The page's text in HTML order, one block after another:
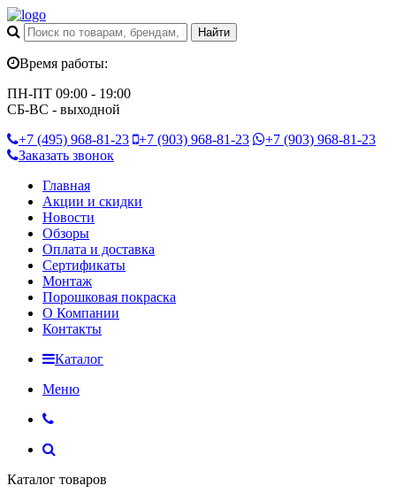
Время работы:
ПН-ПТ 09:00 - 19:00
СБ-ВС - выходной
+7 (495) 968-81-23 +7 (903) 968-81-23 +7 (903) 968-81-23
Заказать звонок
Главная
Акции и скидки
Новости
Обзоры
Оплата и доставка
Сертификаты
Монтаж
Порошковая покраска
О Компании
Контакты
Каталог
Меню
Каталог товаров